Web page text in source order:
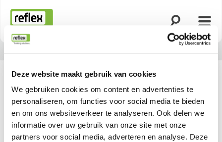
Deze website maakt gebruik van cookies
We gebruiken cookies om content en advertenties te
personaliseren, om functies voor social media te bieden
en om ons websiteverkeer te analyseren. Ook delen we
informatie over uw gebruik van onze site met onze
partners voor social media, adverteren en analyse. Deze
Homepage
Zoekfunctie